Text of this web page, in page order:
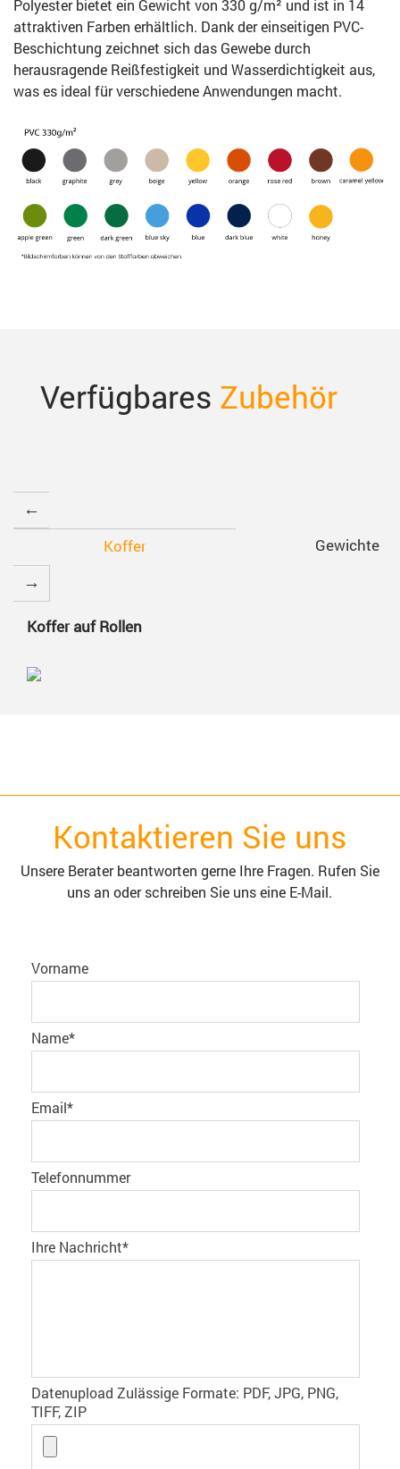
Polyester bietet ein Gewicht von 330 g/m² und ist in 14
attraktiven Farben erhältlich. Dank der einseitigen PVC-
Beschichtung zeichnet sich das Gewebe durch
herausragende Reißfestigkeit und Wasserdichtigkeit aus,
was es ideal für verschiedene Anwendungen macht.
Verfügbares Zubehör
Koffer Gewichte
Koffer auf Rollen
Kontaktieren Sie uns
Unsere Berater beantworten gerne Ihre Fragen. Rufen Sie
uns an oder schreiben Sie uns eine E-Mail.
Vorname
Name*
Email*
Telefonnummer
Ihre Nachricht*
Datenupload Zulässige Formate: PDF, JPG, PNG,
TIFF, ZIP